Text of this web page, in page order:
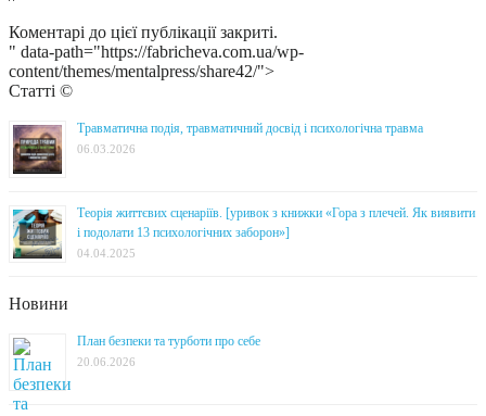
Коментарі до цієї публікації закриті.
" data-path="https://fabricheva.com.ua/wp-
content/themes/mentalpress/share42/">
Статті ©
Травматична подія, травматичний досвід і психологічна травма
06.03.2026
Теорія життєвих сценаріїв. [уривок з книжки «Гора з плечей. Як виявити
і подолати 13 психологічних заборон»]
04.04.2025
Новини
План безпеки та турботи про себе
20.06.2026